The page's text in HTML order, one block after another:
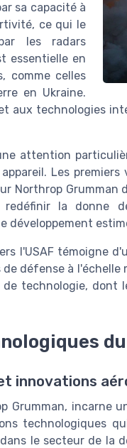
sa capacité à
ce qui le
les radars
essentielle en
comme celles
en Ukraine.
aux technologies
attention
Les
Northrop Grumman
redéfinir la donne
développement
l'USAF témoigne
défense à l'échelle
de technologie,
du
innovations
Grumman, incarne
technologiques
le secteur de la